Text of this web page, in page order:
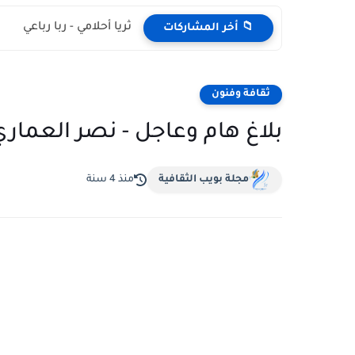
📁 أخر المشاركات ثريا أحلامي - ربا رباعي
ثقافة وفنون
بلاغ هام وعاجل - نصر
مجلة بويب الثقافية منذ 4 سنة